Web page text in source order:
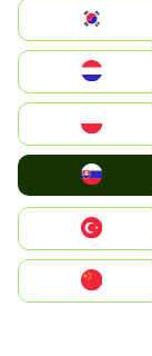
South Korea
United States
中國香港特別行政區